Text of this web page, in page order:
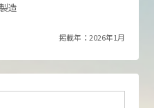
造
掲載年：2026年1月